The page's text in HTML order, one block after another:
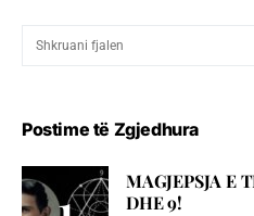
Postime të Zgjedhura
MAGJEPSJA E
DHE 9!